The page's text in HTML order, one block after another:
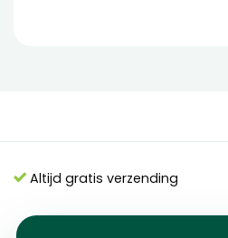
Altijd gratis verzending